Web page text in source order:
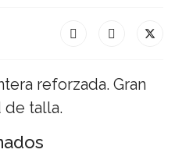
reforzada. Gran
de talla.